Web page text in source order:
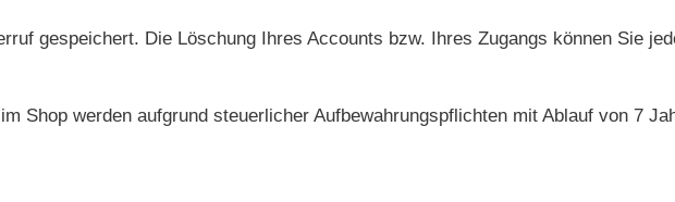
gespeichert. Die Löschung Ihres Accounts bzw. Ihres Zugangs können Sie
Shop werden aufgrund steuerlicher Aufbewahrungspflichten mit Ablauf von 7